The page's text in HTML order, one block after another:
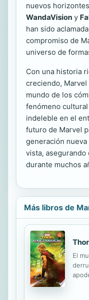
nuevos
WandaVision y
han sido
compromiso de
universo de
Con una historia
creciendo,
mundo de los
fenómeno
indeleble en el
futuro de Marvel
generación
vista,
durante muchos
Más libros de
El